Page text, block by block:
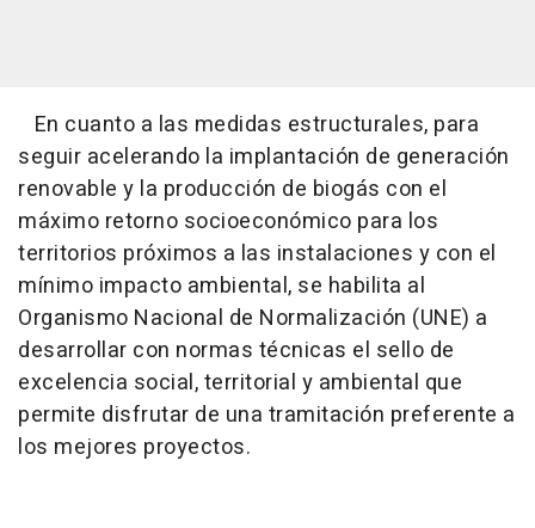
En cuanto a las medidas estructurales, para
seguir acelerando la implantación de generación
renovable y la producción de biogás con el
máximo retorno socioeconómico para los
territorios próximos a las instalaciones y con el
mínimo impacto ambiental, se habilita al
Organismo Nacional de Normalización (UNE) a
desarrollar con normas técnicas el sello de
excelencia social, territorial y ambiental que
permite disfrutar de una tramitación preferente a
los mejores proyectos.